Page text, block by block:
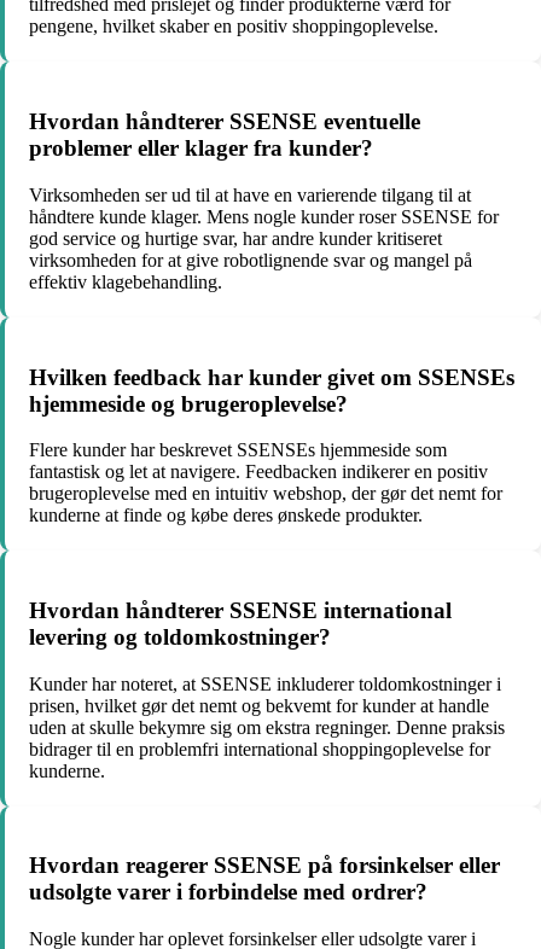
tilfredshed med prislejet og finder produkterne værd for
pengene, hvilket skaber en positiv shoppingoplevelse.
Hvordan håndterer SSENSE eventuelle
problemer eller klager fra kunder?
Virksomheden ser ud til at have en varierende tilgang til at
håndtere kunde klager. Mens nogle kunder roser SSENSE for
god service og hurtige svar, har andre kunder kritiseret
virksomheden for at give robotlignende svar og mangel på
effektiv klagebehandling.
Hvilken feedback har kunder givet om SSENSEs
hjemmeside og brugeroplevelse?
Flere kunder har beskrevet SSENSEs hjemmeside som
fantastisk og let at navigere. Feedbacken indikerer en positiv
brugeroplevelse med en intuitiv webshop, der gør det nemt for
kunderne at finde og købe deres ønskede produkter.
Hvordan håndterer SSENSE international
levering og toldomkostninger?
Kunder har noteret, at SSENSE inkluderer toldomkostninger i
prisen, hvilket gør det nemt og bekvemt for kunder at handle
uden at skulle bekymre sig om ekstra regninger. Denne praksis
bidrager til en problemfri international shoppingoplevelse for
kunderne.
Hvordan reagerer SSENSE på forsinkelser eller
udsolgte varer i forbindelse med ordrer?
Nogle kunder har oplevet forsinkelser eller udsolgte varer i